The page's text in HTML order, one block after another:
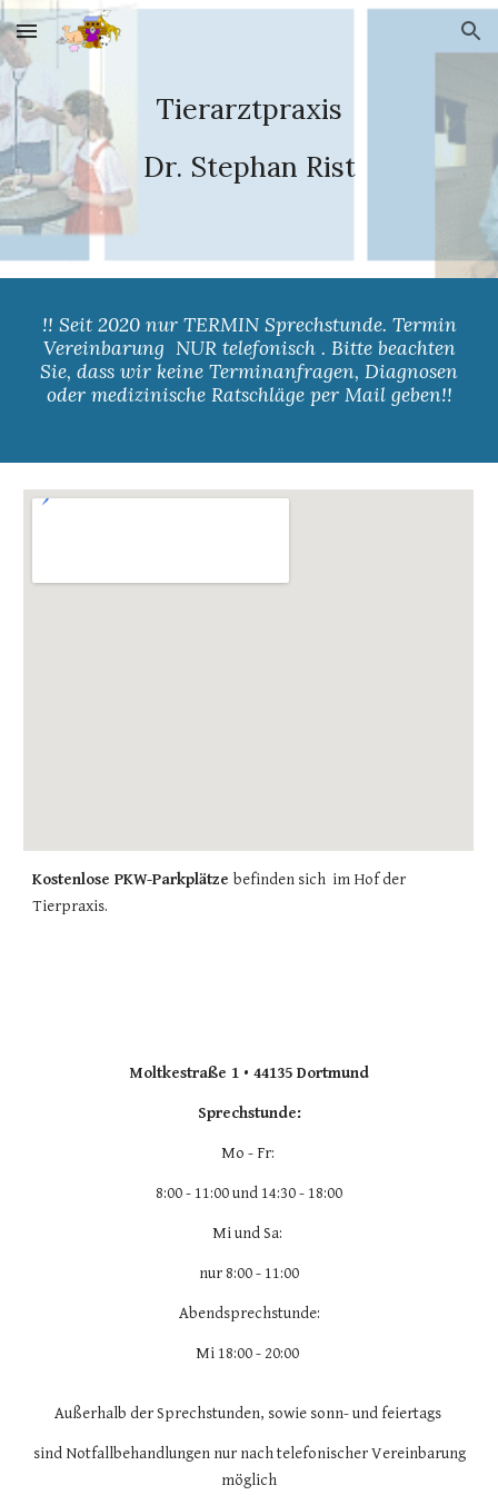
Skip to main content Skip to navigation
Tierarztpraxis
Dr. Stephan Rist
!! Seit 2020 nur TERMIN Sprechstunde. Termin
Vereinbarung NUR telefonisch . Bitte beachten
Sie, dass wir keine Terminanfragen, Diagnosen
oder medizinische Ratschläge per Mail geben!!
Kostenlose PKW-Parkplätzebefinden sich im Hof der
Tierpraxis.
Moltkestraße 1 • 44135 Dortmund
Sprechstunde:
Mo - Fr:
8:00 - 11:00 und 14:30 - 18:00
Mi und Sa:
nur 8:00 - 11:00
Abendsprechstunde:
Mi 18:00 - 20:00
Außerhalb der Sprechstunden, sowie sonn- und feiertags
sind Notfallbehandlungen nur nach telefonischer Vereinbarung
möglich